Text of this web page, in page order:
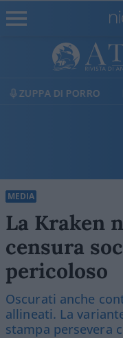
ECONOMIA
MEDIA
La Kraken
censura
pericoloso
Oscurati anche
allineati. La
stampa persevera